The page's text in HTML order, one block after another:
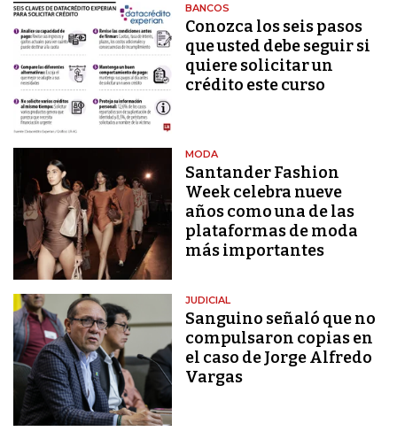
BANCOS
Conozca los seis pasos
que usted debe seguir si
quiere solicitar un
crédito este curso
MODA
Santander Fashion
Week celebra nueve
años como una de las
plataformas de moda
más importantes
JUDICIAL
Sanguino señaló que no
compulsaron copias en
el caso de Jorge Alfredo
Vargas